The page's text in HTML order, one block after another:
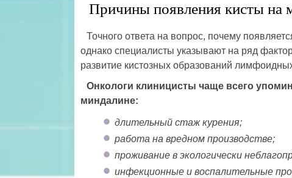
Причины появления кисты на
Точного ответа на вопрос, почему
однако специалисты указывают на ряд
развитие кистозных образований
Онкологи клиницисты чаще всего
миндалине:
длительный стаж курения;
работа на вредном производстве;
проживание в экологически
инфекционные и воспалительные